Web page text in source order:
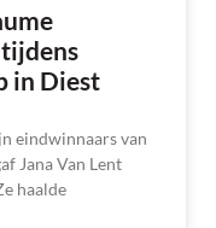
in Diest
eindwinnaars van
Jana Van Lent
haalde